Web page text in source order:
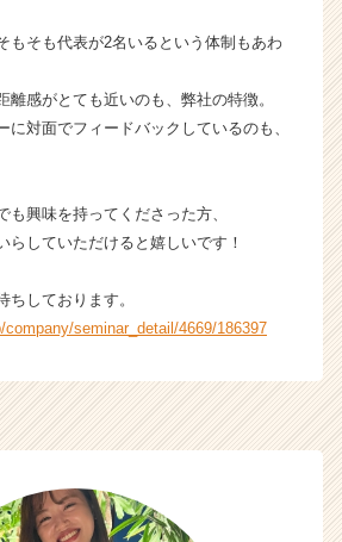
ト
届
く
イ
ト
ア
キ
リ
h
e
r
もそも代表が2名いるという体制もあわ
離感がとても近いのも、弊社の特徴。
に対面でフィードバックしているのも、
も興味を持ってくださった方、
らしていただけると嬉しいです！
しております。
seminar_detail/4669/186397